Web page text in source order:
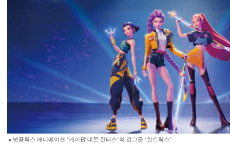
▲넷플릭스 애니메이션 ‘케이팝 데몬 헌터스’의 걸그룹 ‘헌트릭스’.